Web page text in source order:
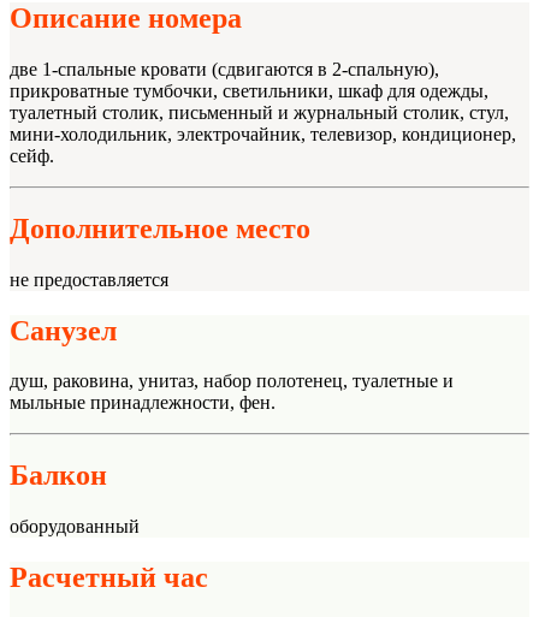
Описание номера
две 1-спальные кровати (сдвигаются в 2-спальную),
прикроватные тумбочки, светильники, шкаф для одежды,
туалетный столик, письменный и журнальный столик, стул,
мини-холодильник, электрочайник, телевизор, кондиционер,
сейф.
Дополнительное место
не предоставляется
Санузел
душ, раковина, унитаз, набор полотенец, туалетные и
мыльные принадлежности, фен.
Балкон
оборудованный
Расчетный час